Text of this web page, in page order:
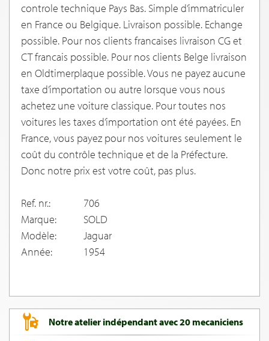
controle technique Pays Bas. Simple d’immatriculer
en France ou Belgique. Livraison possible. Echange
possible. Pour nos clients francaises livraison CG et
CT francais possible. Pour nos clients Belge livraison
en Oldtimerplaque possible. Vous ne payez aucune
taxe d’importation ou autre lorsque vous nous
achetez une voiture classique. Pour toutes nos
voitures les taxes d’importation ont été payées. En
France, vous payez pour nos voitures seulement le
coût du contrôle technique et de la Préfecture.
Donc notre prix est votre coût, pas plus.
Ref. nr.:
706
Marque:
SOLD
Modèle:
Jaguar
Année:
1954
Notre atelier indépendant avec 20 mecaniciens